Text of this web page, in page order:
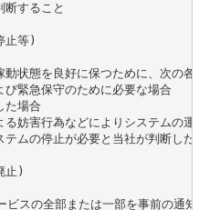
すること
止等)
状態を良好に保つために、次の各号
緊急保守のために必要な場合
た場合
妨害行為などによりシステムの運用
ムの停止が必要と当社が判断した場合
止)
ビスの全部または一部を事前の通知な